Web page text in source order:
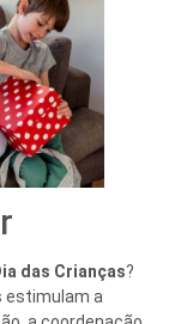
das Crianças?
estimulam a